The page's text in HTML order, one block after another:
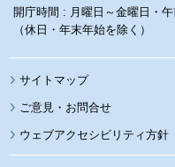
開庁時間 : 月曜日～金曜日・
（休日・年末年始を除く）
サイトマップ
ウェブアクセシビリティ方針